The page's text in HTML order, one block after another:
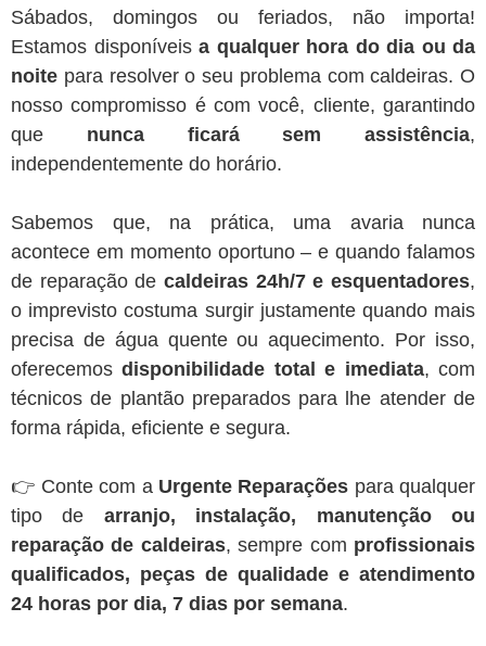
Sábados, domingos ou feriados, não importa!
Estamos disponíveis a qualquer hora do dia ou da
noite para resolver o seu problema com caldeiras. O
nosso compromisso é com você, cliente, garantindo
que nunca ficará sem assistência,
independentemente do horário.
Sabemos que, na prática, uma avaria nunca
acontece em momento oportuno – e quando falamos
de reparação de caldeiras 24h/7 e esquentadores,
o imprevisto costuma surgir justamente quando mais
precisa de água quente ou aquecimento. Por isso,
oferecemosdisponibilidade total e imediata, com
técnicos de plantão preparados para lhe atender de
forma rápida, eficiente e segura.
👉 Conte com a Urgente Reparações para qualquer
tipo de arranjo, instalação, manutenção ou
reparação de caldeiras, sempre com profissionais
qualificados, peças de qualidade e atendimento
24 horas por dia, 7 dias por semana.